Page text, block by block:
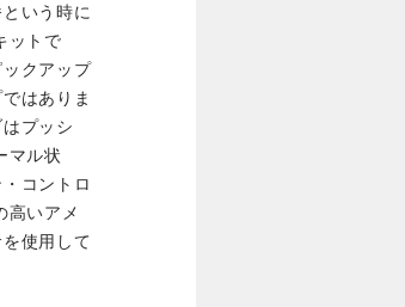
いう時に
ットで
クアップ
はありま
プッシ
マル状
コントロ
高いアメ
使用して